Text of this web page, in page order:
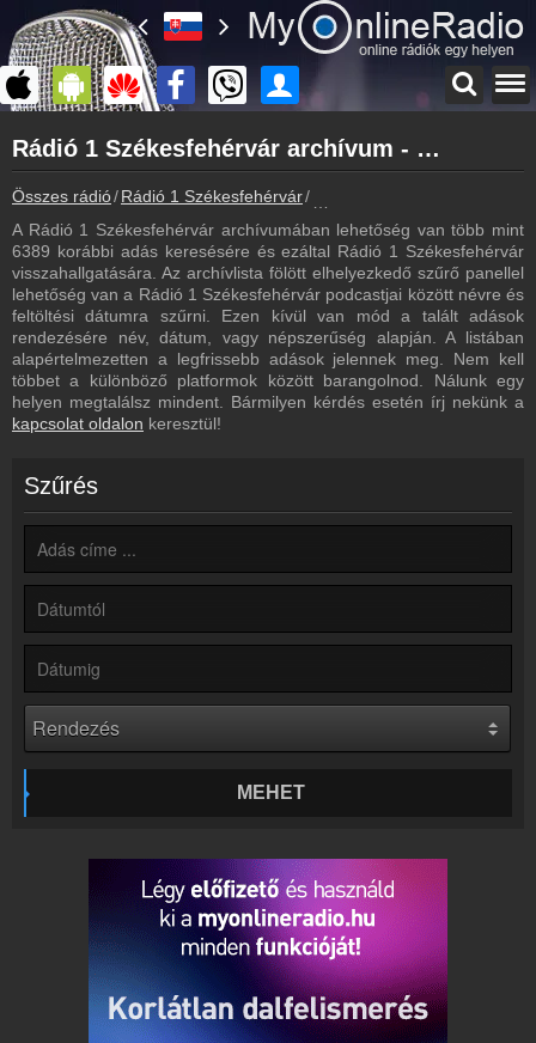
myonlineradio.hu
Rádió 1 Székesfehérvár
Vissza a Rádió 1 Székesfehérvár oldalára
Bejelentkezés
Hozz létre saját fiókot!
Most szól
Tudd meg mi szólt eddig
Műsorújság
Rádió 1 Székesfehérvár műsorai
Webkamera
Hírek
Rádió 1 Székesfehérvár kapcsolatos hírek
Kapcsolat
Írj nekünk!
Rádiós partnerek
Ágyazd be weboldaladba
Online rádió készítés
Készítés lépésről lépésre
Rádió 1 Székesfehérvár archívum - Rádió 1 Székesfehérvár podcasts - Rádió 1 Székesfehérvár visszahallgatás
Összes rádió Rádió 1 Székesfehérvár
A Rádió 1 Székesfehérvár archívumában lehetőség van több mint
6389 korábbi adás keresésére és ezáltal Rádió 1 Székesfehérvár
visszahallgatására. Az archívlista fölött elhelyezkedő szűrő panellel
lehetőség van a Rádió 1 Székesfehérvár podcastjai között névre és
feltöltési dátumra szűrni. Ezen kívül van mód a talált adások
rendezésére név, dátum, vagy népszerűség alapján. A listában
alapértelmezetten a legfrissebb adások jelennek meg. Nem kell
többet a különböző platformok között barangolnod. Nálunk egy
helyen megtalálsz mindent. Bármilyen kérdés esetén írj nekünk a
kapcsolat oldalon keresztül!
Szűrés
MEHET